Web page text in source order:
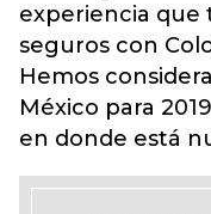
experiencia que
seguros con
Hemos
México para
en donde está